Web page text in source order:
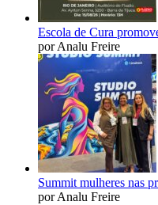
Escola de Cura
por Analu Freire
Summit mulheres nas
por Analu Freire